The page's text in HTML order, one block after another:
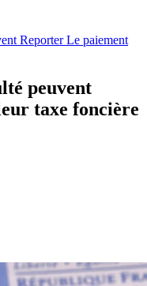
Reporter Le paiement
peuvent
taxe foncière